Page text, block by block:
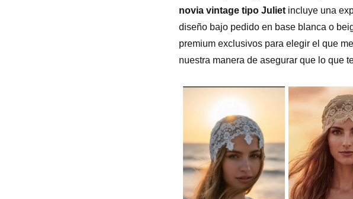
novia vintage tipo Juliet incluye una
diseño bajo pedido en base blanca o
premium exclusivos para elegir el que
nuestra manera de asegurar que lo que